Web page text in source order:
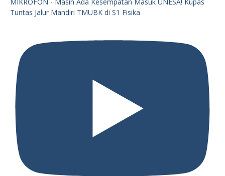
Tuntas Jalur Mandiri TMUBK di S1 Fisika